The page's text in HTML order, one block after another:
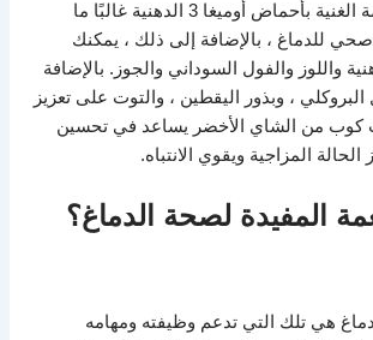
بشكل عام ، الأطعمة الغنية بأحماض أوميغا 3 الدهنية غالبًا ما
للدماغ ، بالإضافة إلى ذلك ، يمكنك
واللوز والفول السوداني والجوز. بالإضافة
3 ، يعمل البروكلي ، وبذور اليقطين ، والتوت على تعزيز
من الشاي الأخضر يساعد في تحسين
المزاجية ويقوي الانتباه.
المفيدة لصحة الدماغ؟
هي تلك التي تدعم وظيفته ومهامه